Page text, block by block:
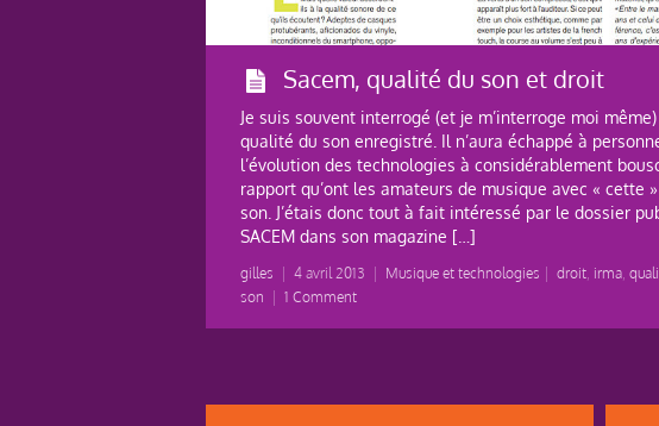
Sacem, qualité du son et droit
Je suis souvent interrogé (et je m’interroge moi
qualité du son enregistré. Il n’aura échappé à
l’évolution des technologies à considérablement
rapport qu’ont les amateurs de musique avec « cette
son. J’étais donc tout à fait intéressé par le dossier
SACEM dans son magazine […]
gilles 4 avril 2013 Musique et technologies droit irma ,
son
1 Comment